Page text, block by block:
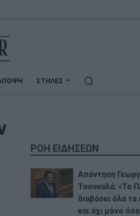
ΣΤΉΛΕΣ
ΡΟΗ ΕΙΔΗΣΕΩΝ
Απάντηση
Τσουκαλά: «Το
διαβάσει όλα τα
και όχι μόνο όσα